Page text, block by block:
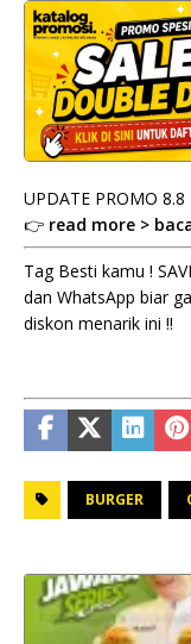
UPDATE PROMO 8.8
👉 read more >
Tag Besti kamu !
dan WhatsApp biar
diskon menarik ini !!
BURGER